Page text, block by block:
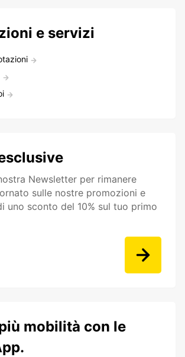
e servizi
Newsletter per rimanere
sulle nostre promozioni e
uno sconto del 10% sul tuo primo
mobilità con le